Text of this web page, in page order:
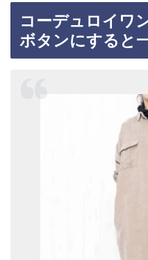
コーデュロイワ
ボタンにすると